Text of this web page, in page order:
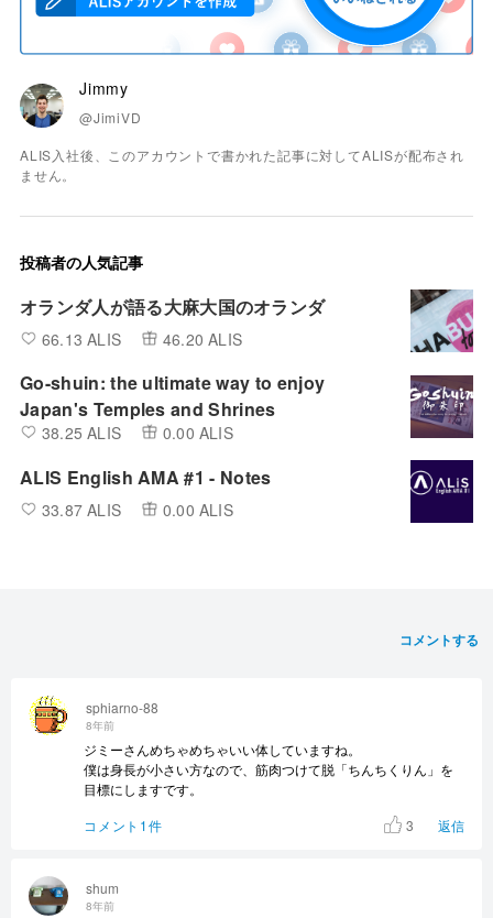
Jimmy
@JimiVD
ALIS入社後、このアカウントで書かれた記事に対してALISが配布され
ません。
投稿者の人気記事
オランダ人が語る大麻大国のオランダ
66.13 ALIS 46.20 ALIS
Go-shuin: the ultimate way to enjoy
Japan's Temples and Shrines
38.25 ALIS 0.00 ALIS
ALIS English AMA #1 - Notes
33.87 ALIS 0.00 ALIS
コメントする
shum
8年前
sphiarno-88
8年前
ジミーさんめちゃめちゃいい体していますね。
僕は身長が小さい方なので、筋肉つけて脱「ちんちくりん」を
目標にしますです。
コメント1件
3 返信